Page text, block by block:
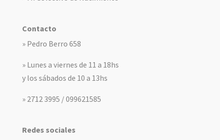
Contacto
» Pedro Berro 658
» Lunes a viernes de 11 a 18hs
y los sábados de 10 a 13hs
» 2712 3995 / 099621585
Redes sociales